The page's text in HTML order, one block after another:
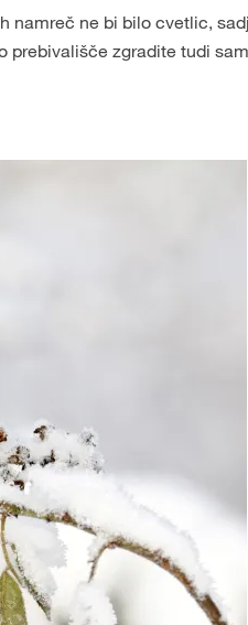
namreč ne bi bilo cvetlic,
prebivališče zgradite tudi